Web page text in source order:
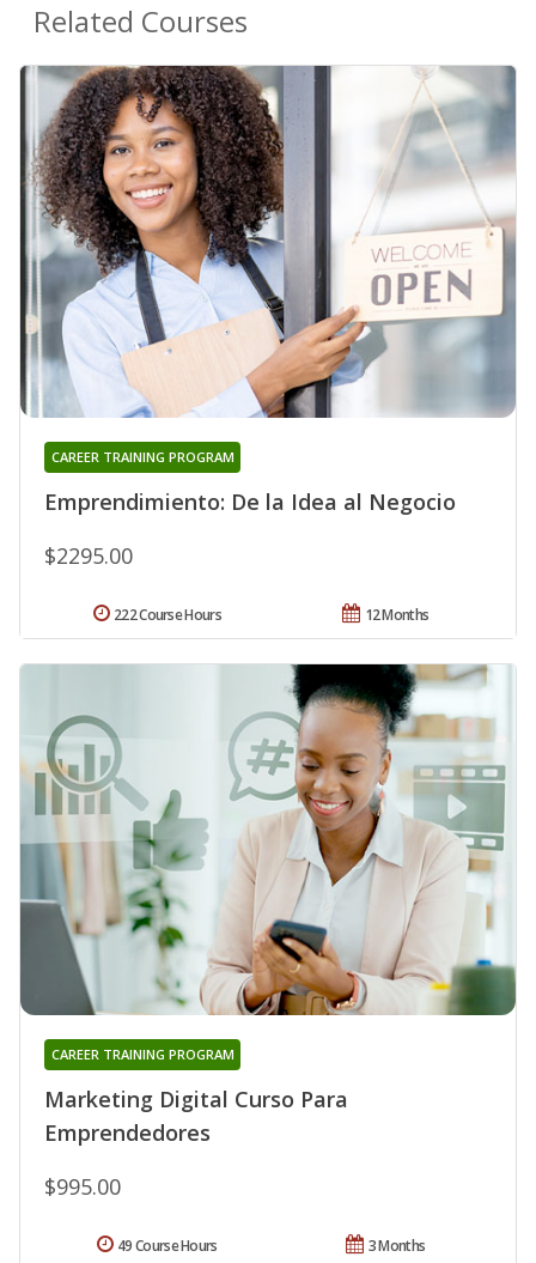
Related Courses
Emprendimiento: De la Idea al Negocio
CAREER TRAINING PROGRAM
$2295.00
12 Months
222 Course Hours
Marketing Digital Curso Para
Emprendedores
CAREER TRAINING PROGRAM
$995.00
3 Months
49 Course Hours